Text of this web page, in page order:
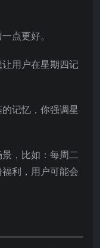
点更好。
用户在星期四记
记忆，你强调星
，比如：每周二
利，用户可能会